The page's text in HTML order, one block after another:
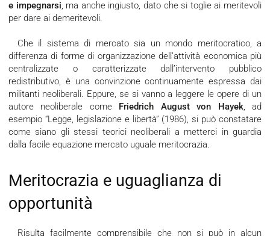
e impegnarsi, ma anche ingiusto, dato che si toglie ai meritevoli
per dare ai demeritevoli.
Che il sistema di mercato sia un mondo meritocratico, a
differenza di forme di organizzazione dell’attività economica più
centralizzate o caratterizzate dall’intervento pubblico
redistributivo, è una convinzione continuamente espressa dai
militanti neoliberali. Eppure, se si vanno a leggere le opere di un
autore neoliberale come Friedrich August von Hayek, ad
esempio “Legge, legislazione e libertà” (1986), si può constatare
come siano gli stessi teorici neoliberali a metterci in guardia
dalla facile equazione mercato uguale meritocrazia.
Meritocrazia e uguaglianza di
opportunità
Risulta facilmente comprensibile che non si può in alcun